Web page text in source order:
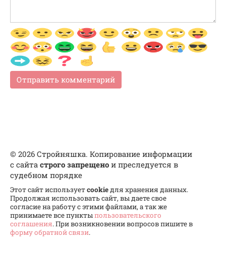
© 2026 Стройняшка. Копирование информации
с сайта строго запрещено и преследуется в
судебном порядке
Этот сайт используетcookieдля хранения данных.
Продолжая использовать сайт, вы даете свое
согласие на работу с этими файлами, а так же
принимаете все пунктыпользовательского
соглашения. При возникновении вопросов пишите в
форму обратной связи.